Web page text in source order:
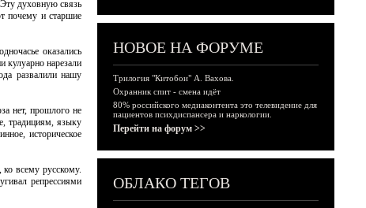
духовную связь
почему и старшие
оказались
кулуарно нарезали
развалили нашу
нет, прошлого не
традициям, языку
историческое
ко всему русскому.
репрессиями
НОВОЕ НА ФОРУМЕ
Трилогия "Китобои" А. Вахова.
Охранник спит - смена идёт
80% российского медиаконтента это телевидение для
пациентов психдиспансера и наркологии.
Перейти на форум >>
ОБЛАКО ТЕГОВ